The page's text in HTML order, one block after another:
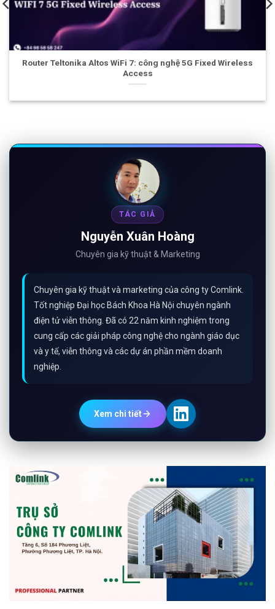
Altos WiFi 7: công nghệ 5G Fixed Wireless
Modem
TÁC GIẢ
Nguyễn Xuân Hoàng
Chuyên gia kỹ thuật & Marketing
Chuyên gia kỹ thuật và marketing của công ty Comlink.
Tốt nghiệp Đại học Bách Khoa Hà Nội chuyên ngành
điện tử viễn thông. Đã có 22 năm kinh nghiệm trong
cung cấp các giải pháp công nghệ cho ngành giáo dục
và y tế, viễn thông và các dự án phần mềm doanh
nghiệp.
Xem chi tiết